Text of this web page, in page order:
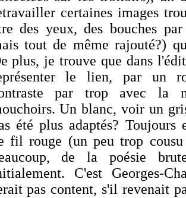
certaines images
des yeux, des bouches
tout de même rajouté?)
plus, je trouve que dans
le lien, par un
par trop avec la
Un blanc, voir un
été plus adaptés?
fil rouge (un peu trop
de la poésie
C'est Georges-
pas content, s'il revenait